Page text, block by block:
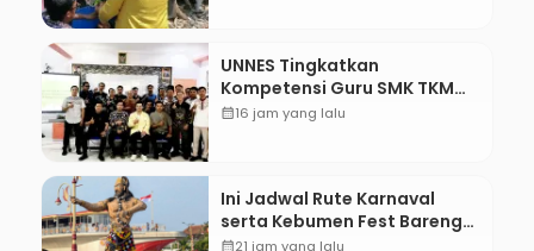
UNNES Tingkatkan
Kompetensi Guru SMK TKM
Pertambangan Kebumen
calendar_month16 jam yang lalu
Ini Jadwal Rute Karnaval
serta Kebumen Fest Bareng
Gus Azmi
calendar_month21 jam yang lalu